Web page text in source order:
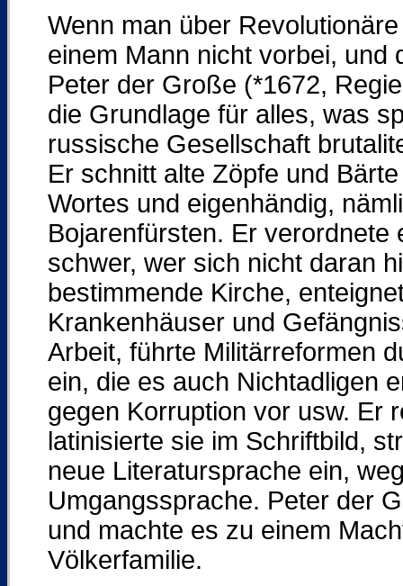
Wenn man über
einem Mann nicht vorbei, und
Peter der Große (*1672,
die Grundlage für alles, was
russische Gesellschaft
Er schnitt alte Zöpfe und
Wortes und eigenhändig,
Bojarenfürsten. Er
schwer, wer sich nicht daran
bestimmende Kirche,
Krankenhäuser und
Arbeit, führte Militärreformen
ein, die es auch Nichtadligen
gegen Korruption vor usw. Er
latinisierte sie im Schriftbild,
neue Literatursprache ein,
Umgangssprache. Peter der
und machte es zu einem
Völkerfamilie.